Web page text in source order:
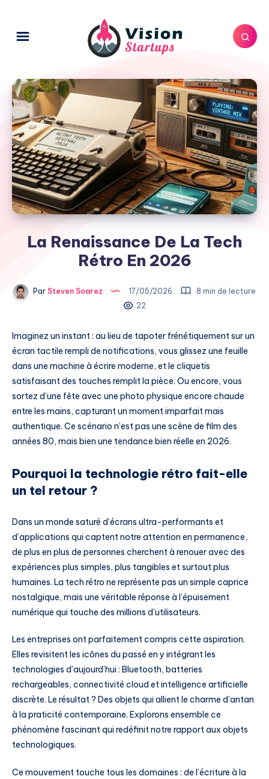
La Renaissance De La Tech
Rétro En 2026
Par Steven Soarez 17/05/2026
8 min de lecture
22
Imaginez un instant : au lieu de tapoter frénétiquement sur un
écran tactile rempli de notifications, vous glissez une feuille
dans une machine à écrire moderne, et le cliquetis
satisfaisant des touches remplit la pièce. Ou encore, vous
sortez d’une fête avec une photo physique encore chaude
entre les mains, capturant un moment imparfait mais
authentique. Ce scénario n’est pas une scène de film des
années 80, mais bien une tendance bien réelle en 2026.
Pourquoi la technologie rétro fait-elle
un tel retour ?
Dans un monde saturé d’écrans ultra-performants et
d’applications qui captent notre attention en permanence,
de plus en plus de personnes cherchent à renouer avec des
expériences plus simples, plus tangibles et surtout plus
humaines. La tech rétro ne représente pas un simple caprice
nostalgique, mais une véritable réponse à l’épuisement
numérique qui touche des millions d’utilisateurs.
Les entreprises ont parfaitement compris cette aspiration.
Elles revisitent les icônes du passé en y intégrant les
technologies d’aujourd’hui : Bluetooth, batteries
rechargeables, connectivité cloud et intelligence artificielle
discrète. Le résultat ? Des objets qui allient le charme d’antan
à la praticité contemporaine. Explorons ensemble ce
phénomène fascinant qui redéfinit notre rapport aux objets
technologiques.
Ce mouvement touche tous les domaines : de l’écriture à la